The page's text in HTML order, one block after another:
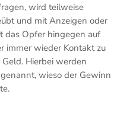
wird teilweise
und mit Anzeigen oder
das Opfer hingegen auf
immer wieder Kontakt zu
Hierbei werden
wieso der Gewinn